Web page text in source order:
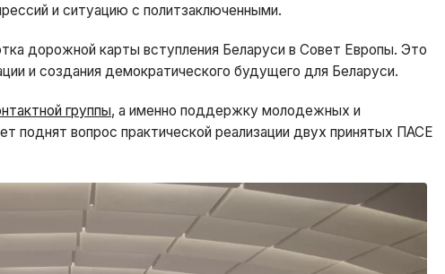
и ситуацию с политзаключенными.
дорожной карты вступления Беларуси в Совет Европы. Это
и создания демократического будущего для Беларуси.
группы, а именно поддержку молодежных и
поднят вопрос практической реализации двух принятых ПАСЕ